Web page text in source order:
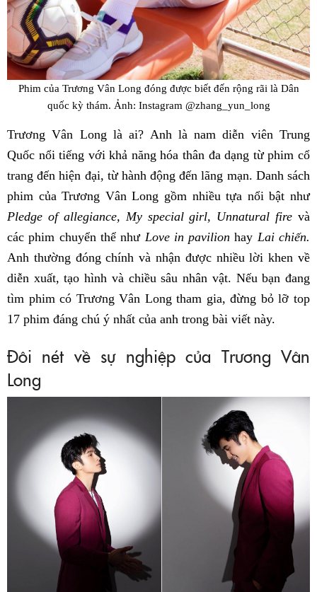
Phim của Trương Vân Long đóng được biết đến rộng rãi là Dân
quốc kỳ thám. Ảnh: Instagram @zhang_yun_long
Trương Vân Long là ai? Anh là nam diễn viên Trung
Quốc nổi tiếng với khả năng hóa thân đa dạng từ phim cổ
trang đến hiện đại, từ hành động đến lãng mạn. Danh sách
phim của Trương Vân Long gồm nhiều tựa nổi bật như
Pledge of allegiance, My special girl, Unnatural fire và
các phim chuyển thể như Love in pavilion hay Lai chiến.
Anh thường đóng chính và nhận được nhiều lời khen về
diễn xuất, tạo hình và chiều sâu nhân vật. Nếu bạn đang
tìm phim có Trương Vân Long tham gia, đừng bỏ lỡ top
17 phim đáng chú ý nhất của anh trong bài viết này.
Đôi nét về sự nghiệp của Trương Vân
Long